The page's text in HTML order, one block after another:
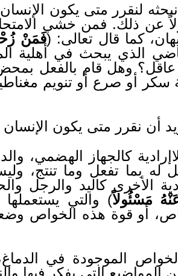
لنقرر متى يكون
عن ذلك. فمن خشي
كما قال تعالى: (فَمَنْ
الذي يبحث في أهلية
وهل قام بالفعل
سكر أو صرع أو تنويم
أن نقرر متى يكون
كالجهاز الهضمي،
له بما تفعل وما تنتج،
الأخرى كاليد
مَسْئُولاً) والتي
أو قوة هذه الخواص
الموجودة في الدماغ،
التي يفكر فيها